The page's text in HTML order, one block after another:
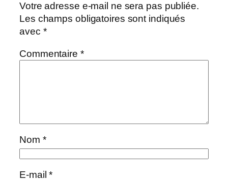
Votre adresse e-mail ne sera pas publiée.
Les champs obligatoires sont indiqués
avec *
Commentaire *
Nom *
E-mail*